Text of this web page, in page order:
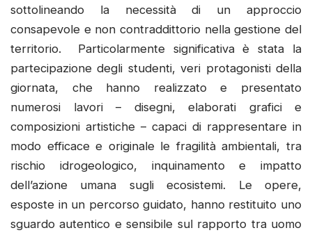
sottolineando la necessità di un approccio
consapevole e non contraddittorio nella gestione del
territorio. Particolarmente significativa è stata la
partecipazione degli studenti, veri protagonisti della
giornata, che hanno realizzato e presentato
numerosi lavori – disegni, elaborati grafici e
composizioni artistiche – capaci di rappresentare in
modo efficace e originale le fragilità ambientali, tra
rischio idrogeologico, inquinamento e impatto
dell’azione umana sugli ecosistemi. Le opere,
esposte in un percorso guidato, hanno restituito uno
sguardo autentico e sensibile sul rapporto tra uomo